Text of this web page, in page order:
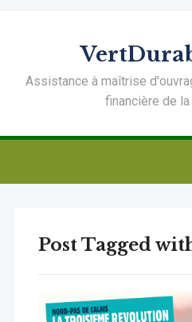
Assistance à maîtrise
financière de
Post Tagged